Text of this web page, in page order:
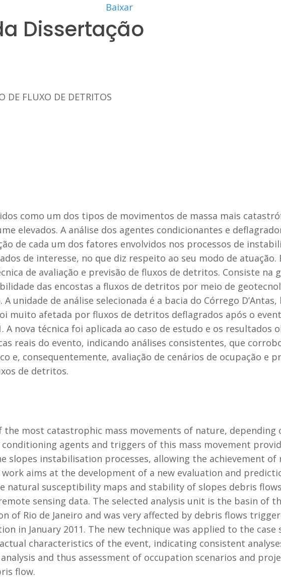
Baixar
Dissertação
DE FLUXO DE DETRITOS
como um dos tipos de movimentos de massa mais
elevados. A análise dos agentes condicionantes e
de cada um dos fatores envolvidos nos processos de
de interesse, no que diz respeito ao seu modo de
de avaliação e previsão de fluxos de detritos. Consiste na
das encostas a fluxos de detritos por meio de
unidade de análise selecionada é a bacia do Córrego D’Antas,
muito afetada por fluxos de detritos deflagrados após o
A nova técnica foi aplicada ao caso de estudo e os resultados
reais do evento, indicando análises consistentes, que
e, consequentemente, avaliação de cenários de ocupação e
de detritos.
the most catastrophic mass movements of nature, depending
conditioning agents and triggers of this mass movement
slopes instabilisation processes, allowing the achievement
aims at the development of a new evaluation and
natural susceptibility maps and stability of slopes debris
sensing data. The selected analysis unit is the basin of
of Rio de Janeiro and was very affected by debris flows
in January 2011. The new technique was applied to the
characteristics of the event, indicating consistent
and thus assessment of occupation scenarios and
flow.